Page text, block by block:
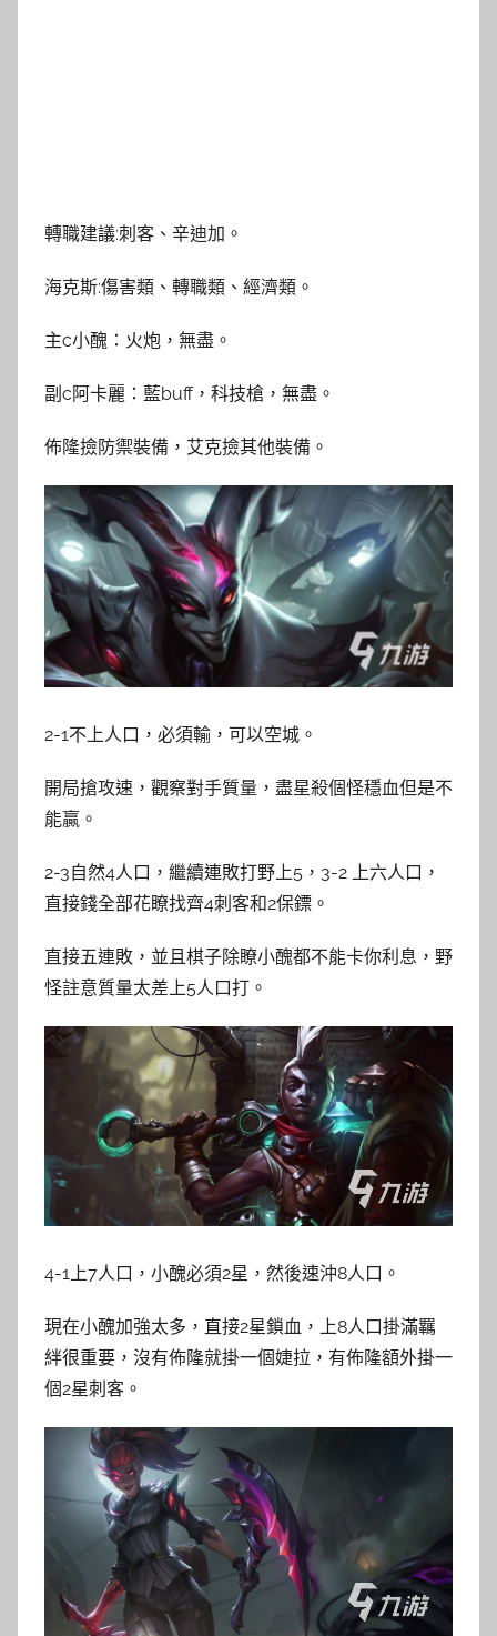
轉職建議:刺客、辛迪加。
海克斯:傷害類、轉職類、經濟類。
主c小醜：火炮，無盡。
副c阿卡麗：藍buff，科技槍，無盡。
佈隆撿防禦裝備，艾克撿其他裝備。
2-1不上人口，必須輸，可以空城。
開局搶攻速，觀察對手質量，盡星殺個怪穩血但是不
能贏。
2-3自然4人口，繼續連敗打野上5，3-2 上六人口，
直接錢全部花瞭找齊4刺客和2保鏢。
直接五連敗，並且棋子除瞭小醜都不能卡你利息，野
怪註意質量太差上5人口打。
4-1上7人口，小醜必須2星，然後速沖8人口。
現在小醜加強太多，直接2星鎖血，上8人口掛滿羈
絆很重要，沒有佈隆就掛一個婕拉，有佈隆額外掛一
個2星刺客。